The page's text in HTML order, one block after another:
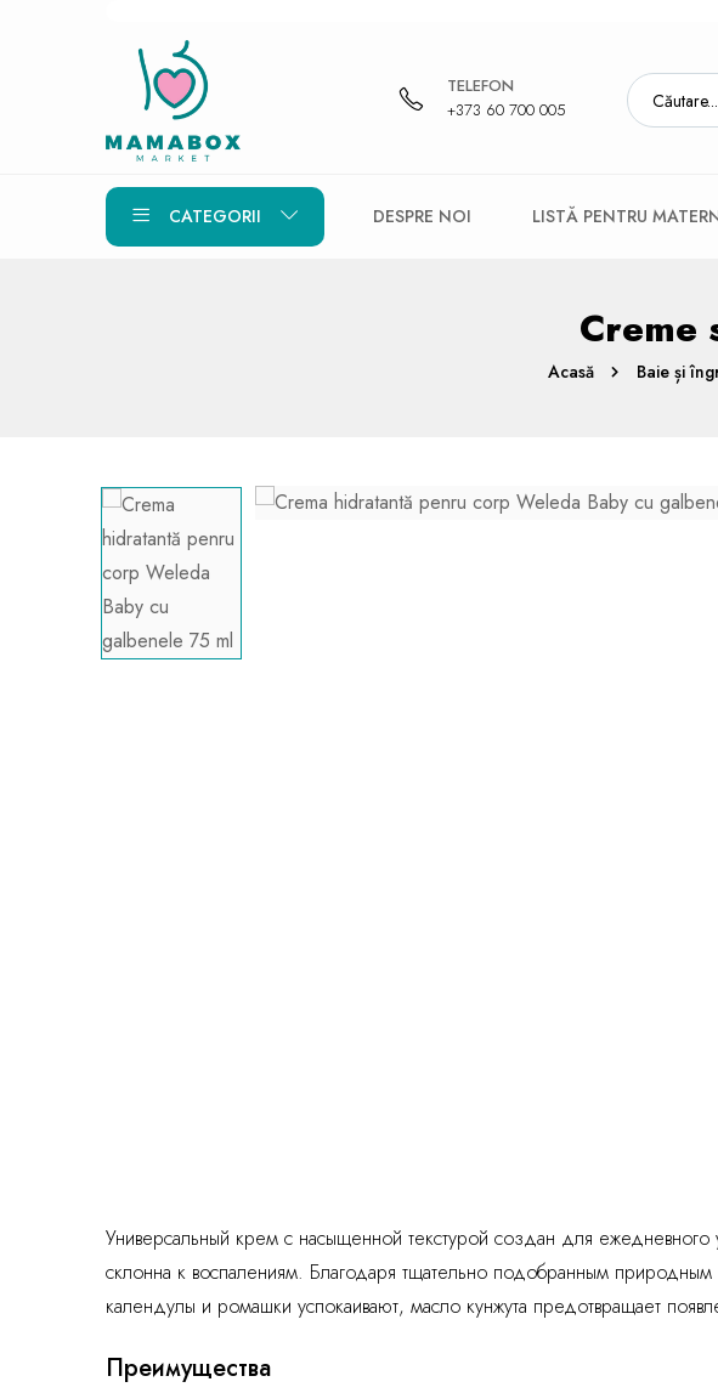
TELEFON
+373 60 700 005
CATEGORII DESPRE NOI LISTĂ PENTRU
Creme
Acasă Baie și
Универсальный крем с насыщенной текстурой создан для
склонна к воспалениям. Благодаря тщательно подобранным
календулы и ромашки успокаивают, масло кунжута предотвращает
Преимущества